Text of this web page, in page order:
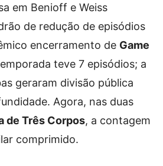
em Benioff e Weiss
de redução de episódios
encerramento de Game
teve 7 episódios; a
geraram divisão pública
Agora, nas duas
de Três Corpos, a contagem
comprimido.